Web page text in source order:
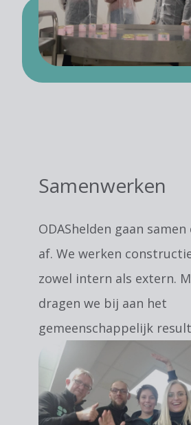
Samenwerken
ODAShelden gaan
af. We werken
zowel intern als extern.
dragen we bij aan het
gemeenschappelijk